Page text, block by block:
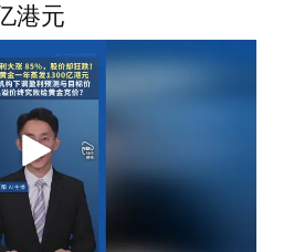
港元